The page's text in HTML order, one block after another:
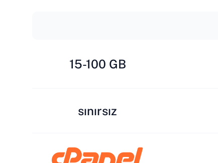
15-100 GB
sınırsız